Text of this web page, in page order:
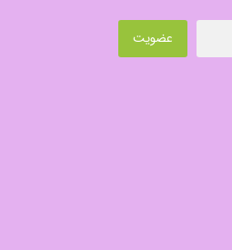
عضویت